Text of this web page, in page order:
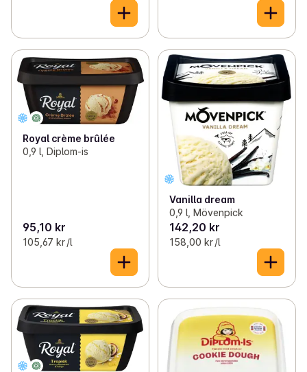
Royal crème brûlée
0,9 l, Diplom-is
95,10 kr
105,67 kr /l
Vanilla dream
0,9 l, Mövenpick
142,20 kr
158,00 kr /l